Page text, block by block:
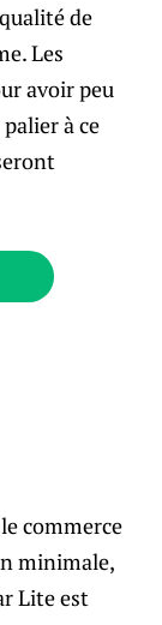
de
Les
avoir peu
à ce
commerce
minimale,
Lite est